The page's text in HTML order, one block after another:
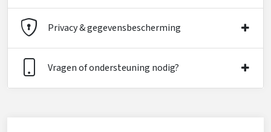
Privacy & gegevensbescherming
Vragen of ondersteuning nodig?